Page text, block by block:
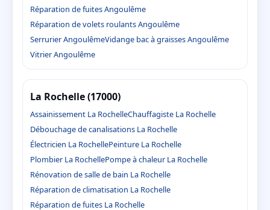
Réparation de fuites Angoulême
Réparation de volets roulants Angoulême
Serrurier AngoulêmeVidange bac à graisses Angoulême
Vitrier Angoulême
La Rochelle (17000)
Assainissement La RochelleChauffagiste La Rochelle
Débouchage de canalisations La Rochelle
Électricien La RochellePeinture La Rochelle
Plombier La RochellePompe à chaleur La Rochelle
Rénovation de salle de bain La Rochelle
Réparation de climatisation La Rochelle
Réparation de fuites La Rochelle